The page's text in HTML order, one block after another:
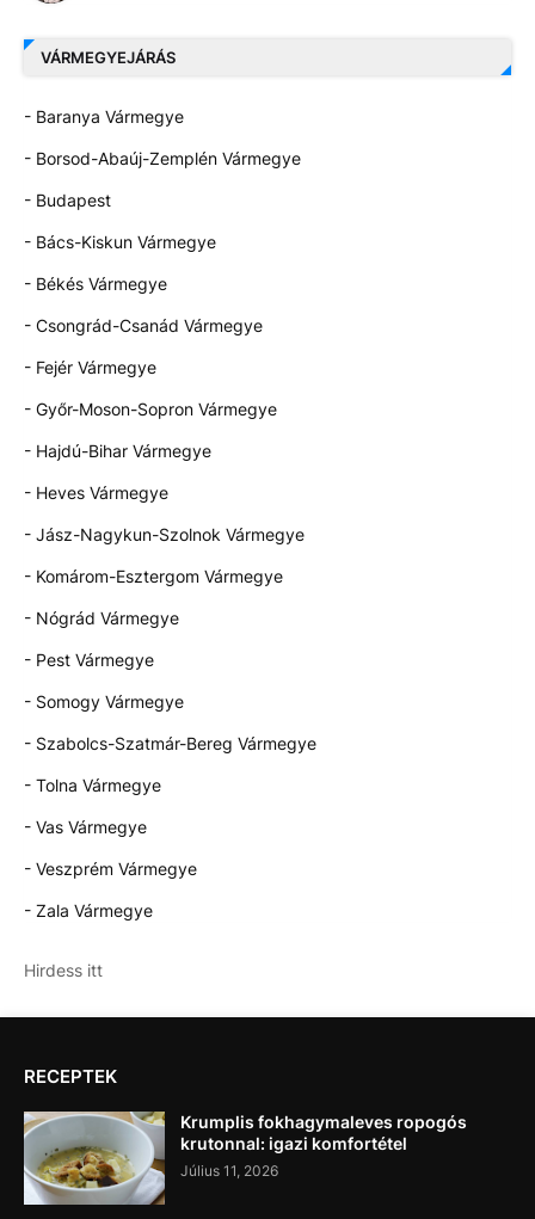
VÁRMEGYEJÁRÁS
- Baranya Vármegye
- Borsod-Abaúj-Zemplén Vármegye
- Budapest
- Bács-Kiskun Vármegye
- Békés Vármegye
- Csongrád-Csanád Vármegye
- Fejér Vármegye
- Győr-Moson-Sopron Vármegye
- Hajdú-Bihar Vármegye
- Heves Vármegye
- Jász-Nagykun-Szolnok Vármegye
- Komárom-Esztergom Vármegye
- Nógrád Vármegye
- Pest Vármegye
- Somogy Vármegye
- Szabolcs-Szatmár-Bereg Vármegye
- Tolna Vármegye
- Vas Vármegye
- Veszprém Vármegye
- Zala Vármegye
Hirdess itt
RECEPTEK
Krumplis fokhagymaleves ropogós
krutonnal: igazi komfortétel
Július 11, 2026